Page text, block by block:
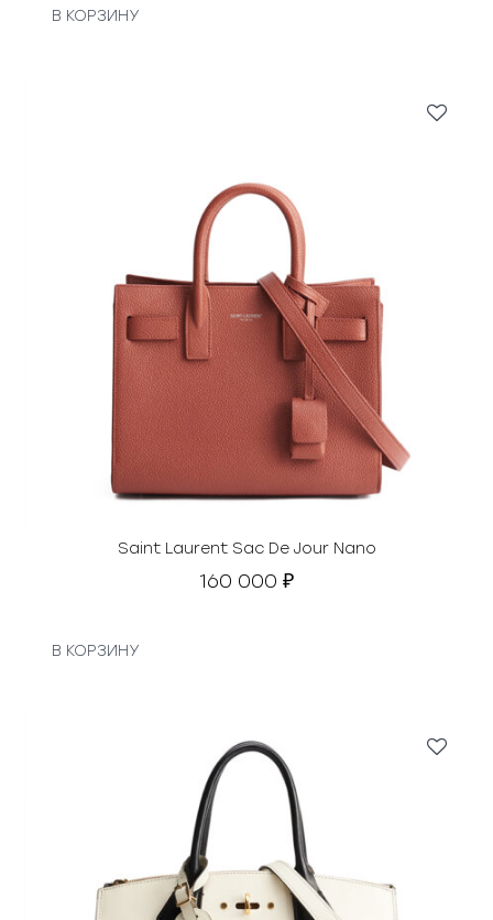
В КОРЗИНУ
Saint Laurent Sac De Jour Nano
160 000 ₽
В КОРЗИНУ